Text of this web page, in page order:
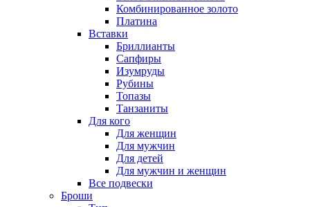
Комбинированное золото
Платина
Вставки
Бриллианты
Сапфиры
Изумруды
Рубины
Топазы
Танзаниты
Для кого
Для женщин
Для мужчин
Для детей
Для мужчин и женщин
Все подвески
Броши